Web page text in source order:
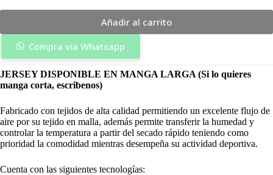
Añadir al carrito
Compra via Whatsapp
JERSEY DISPONIBLE EN MANGA LARGA (Si lo quieres
manga corta, escribenos)
Fabricado con tejidos de alta calidad permitiendo un excelente flujo de
aire por su tejido en malla, además permite transferir la humedad y
controlar la temperatura a partir del secado rápido teniendo como
prioridad la comodidad mientras desempeña su actividad deportiva.
Cuenta con las siguientes tecnologías: